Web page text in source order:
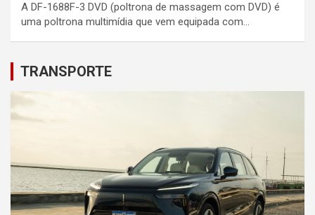
A DF-1688F-3 DVD (poltrona de massagem com DVD) é
uma poltrona multimídia que vem equipada com…
TRANSPORTE